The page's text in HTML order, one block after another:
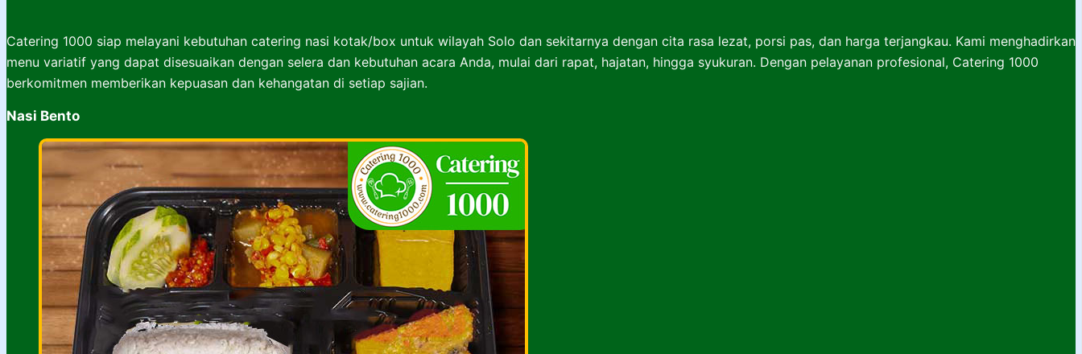
Catering 1000 siap melayani kebutuhan catering nasi kotak/box untuk wilayah Solo dan sekitarnya dengan cita rasa lezat, porsi pas, dan harga terjangkau. Kami menghadirkan
menu variatif yang dapat disesuaikan dengan selera dan kebutuhan acara Anda, mulai dari rapat, hajatan, hingga syukuran. Dengan pelayanan profesional, Catering 1000
berkomitmen memberikan kepuasan dan kehangatan di setiap sajian.
Nasi Bento